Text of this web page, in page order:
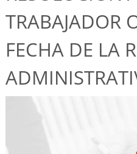
TRABAJADOR
FECHA DE LA